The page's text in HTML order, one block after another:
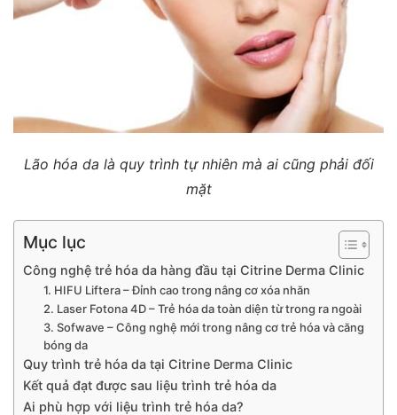
Lão hóa da là quy trình tự nhiên mà ai cũng phải đối
mặt
Mục lục
Công nghệ trẻ hóa da hàng đầu tại Citrine Derma Clinic
1. HIFU Liftera – Đỉnh cao trong nâng cơ xóa nhăn
2. Laser Fotona 4D – Trẻ hóa da toàn diện từ trong ra ngoài
3. Sofwave – Công nghệ mới trong nâng cơ trẻ hóa và căng
bóng da
Quy trình trẻ hóa da tại Citrine Derma Clinic
Kết quả đạt được sau liệu trình trẻ hóa da
Ai phù hợp với liệu trình trẻ hóa da?